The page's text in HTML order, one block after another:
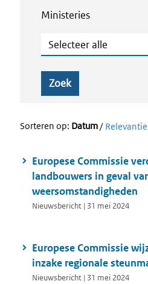
Ministeries
Ministeries
Zoek
Sorteren op: Datum/ Relevantie
Europese Commissie
landbouwers in geval
weersomstandigheden
Nieuwsbericht | 31 mei 2024
Europese Commissie
inzake regionale
Nieuwsbericht | 31 mei 2024